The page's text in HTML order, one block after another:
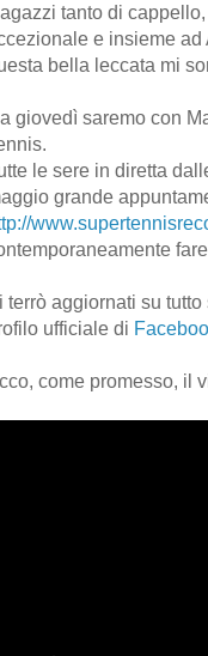
tanto di
e insieme
bella leccata mi
giovedì saremo con
le sere in diretta
grande
terrò aggiornati su
ufficiale di
come promesso, il